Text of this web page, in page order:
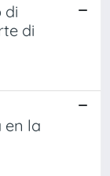
di
di
en la